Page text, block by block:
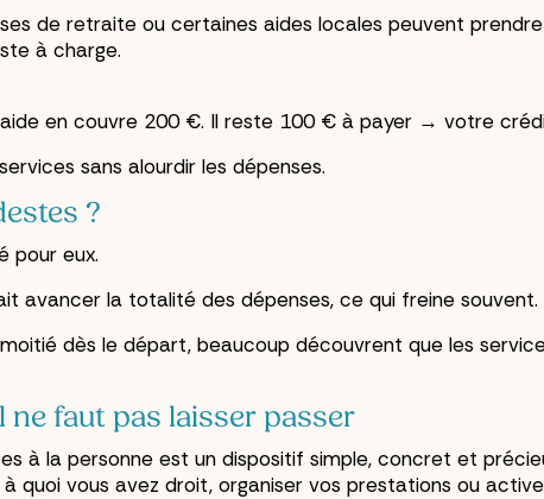
de retraite ou certaines aides locales peuvent
à charge.
en couvre 200 €. Il reste 100 € à payer → votre
sans alourdir les dépenses.
?
pour eux.
avancer la totalité des dépenses, ce qui freine souvent.
dès le départ, beaucoup découvrent que les
ne faut pas laisser passer
à la personne est un dispositif simple, concret et
quoi vous avez droit, organiser vos prestations ou